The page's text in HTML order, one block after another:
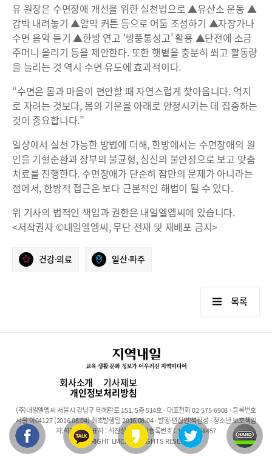
유 원장은 수면장애 개선을 위한 실천법으로 ▲유산소 운동 ▲
강박 내려놓기 ▲암막 커튼 등으로 어둠 조성하기 ▲자장가나
수면 음악 듣기 ▲한방 연고 ‘방풍통성고’ 활용 ▲단전에 소금
주머니 올리기 등을 제안한다. 또한 햇볕을 충분히 쐬고 활동량
을 늘리는 것 역시 수면 유도에 효과적이다.
“수면은 몸과 마음이 편안할 때 자연스럽게 찾아옵니다. 억지
로 자려는 것보다, 몸의 기운을 아래로 안정시키는 데 집중하는
것이 중요합니다.”
일상에서 실천 가능한 방법에 더해, 한방에서는 수면장애의 원
인을 기혈순환과 장부의 불균형, 심신의 불안정으로 보고 맞춤
치료를 진행한다. 수면장애가 단순히 잠만의 문제가 아니라는
점에서, 한방적 접근은 보다 근본적인 해법이 될 수 있다.
위 기사의 법적인 책임과 권한은 내일엘엠씨에 있습니다.
<저작권자 ©내일엘엠씨, 무단 전재 및 재배포 금지>
건강·의료 일산·파주
목록
회사소개 기사제보
개인정보처리방침
(주)내일엘엠씨 서울시 강남구 테헤란로 151, 5층 514호 · 대표전화 02-575-6908 · 등록번호
서울 아04127 (2016.08.04) 최초발행일 2016.08.04 · 발행·편집인:석진성 · 청소년 보호책임
자:석진성 · 대표자 : 석진성 · 사업자등록번호 : 101-86-68457
COPYRIGHT LMC. ALL RIGHTS RESERVED.